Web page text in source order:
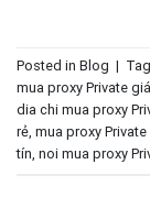
Posted in Blog |
mua proxy Private
dia chi mua proxy
rẻ, mua proxy
tín, noi mua proxy